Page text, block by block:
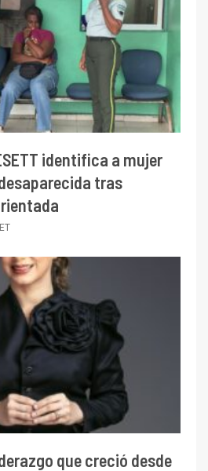
identifica a mujer
tras
que creció desde